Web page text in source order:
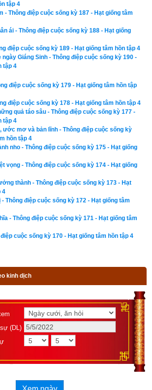
như đổi lịch dương sang lịch âm,
xem ngày giờ Hoàng Đạo – Hắc Đạo
thông thư, xem ngày theo nhị thập bát tú
tính năng nâng cao khác như
xem ngày
, xem ngày theo Kinh Kim Phù, Xem ngày
ngày theo Đổng Công tuyển nhật (12
nhật, xem ngày xuất hành theo Khổng Minh
hành
ngày tốt xấu theo dân gian…nên vinh dự
chọn là phần mềm lịch vạn niên số 1 hiện
vạn niên 2023 hoàn toàn mới của chúng tôi
diện đẹp, dễ sử dụng mà còn luận giải
từng mục giúp độc giả dễ dàng lựa chọn
đẹp để khởi sự công việc. Hãy thử một lần
biệt so với các phần mềm lịch vạn sự
tập 4
- Thông điệp cuộc sống kỳ 187 - Hạt giống tâm
ái - Thông điệp cuộc sống kỳ 188 - Hạt giống
điệp cuộc sống kỳ 189 - Hạt giống tâm hồn tập 4
ngày Giáng Sinh - Thông điệp cuộc sống kỳ 190 -
tập 4
điệp cuộc sống kỳ 179 - Hạt giống tâm hồn tập
điệp cuộc sống kỳ 178 - Hạt giống tâm hồn tập 4
quả táo sâu - Thông điệp cuộc sống kỳ 177 -
tập 4
ước mơ và bản lĩnh - Thông điệp cuộc sống kỳ
hồn tập 4
nho - Thông điệp cuộc sống kỳ 175 - Hạt giống
vọng - Thông điệp cuộc sống kỳ 174 - Hạt giống
thành - Thông điệp cuộc sống kỳ 173 - Hạt
4
- Thông điệp cuộc sống kỳ 172 - Hạt giống tâm
- Thông điệp cuộc sống kỳ 171 - Hạt giống tâm
cuộc sống kỳ 170 - Hạt giống tâm hồn tập 4
kinh dịch
(DL)